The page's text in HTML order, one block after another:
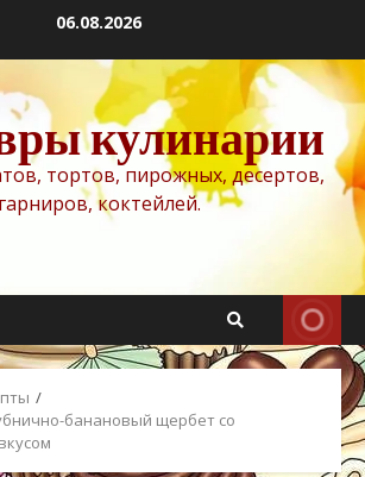
06.08.2026
кулинарии
тортов, пирожных, десертов,
гарниров, коктейлей.
банановый щербет со